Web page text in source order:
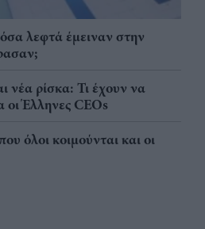
λεφτά έμειναν στην
νέα ρίσκα: Τι έχουν να
οι Έλληνες CEOs
όλοι κοιμούνται και οι